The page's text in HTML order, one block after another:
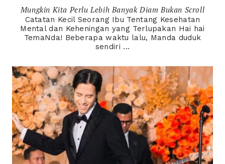
Mungkin Kita Perlu Lebih Banyak Diam Bukan Scroll
Catatan Kecil Seorang Ibu Tentang Kesehatan
Mental dan Keheningan yang Terlupakan Hai hai
TemaNda! Beberapa waktu lalu, Manda duduk
sendiri ...